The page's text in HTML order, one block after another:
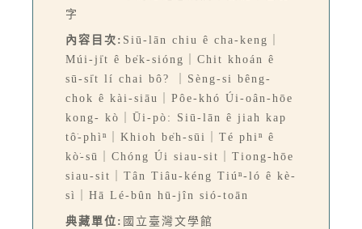
字
內容目次: Siū-lān chiu ê cha-keng｜
Múi-ji̍t ê be̍k-sióng｜Chit khoán ê
sū-si̍t lí chai bô? ｜Sèng-si bêng-
chok ê kài-siāu｜Pôe-khó Úi-oân-hōe
kong- kò｜Ūi-pò: Siū-lān ê jiah kap
tô͘-phìⁿ｜Khioh be̍h-sūi｜Té phiⁿ ê
kò͘-sū｜Chóng Úi siau-sit｜Tiong-hōe
siau-sit｜Tân Tiâu-kéng Tiúⁿ-ló ê kè-
sì｜Hā Lé-bûn hū-jîn sió-toān
典藏單位: 國立臺灣文學館